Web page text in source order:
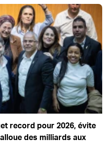
record pour 2026, évite
des milliards aux